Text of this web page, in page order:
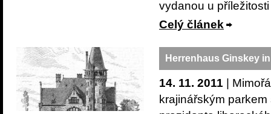
vydanou u
Celý článek
Herrenhaus Ginskey
14. 11. 2011 |
krajinářským